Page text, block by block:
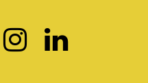
 